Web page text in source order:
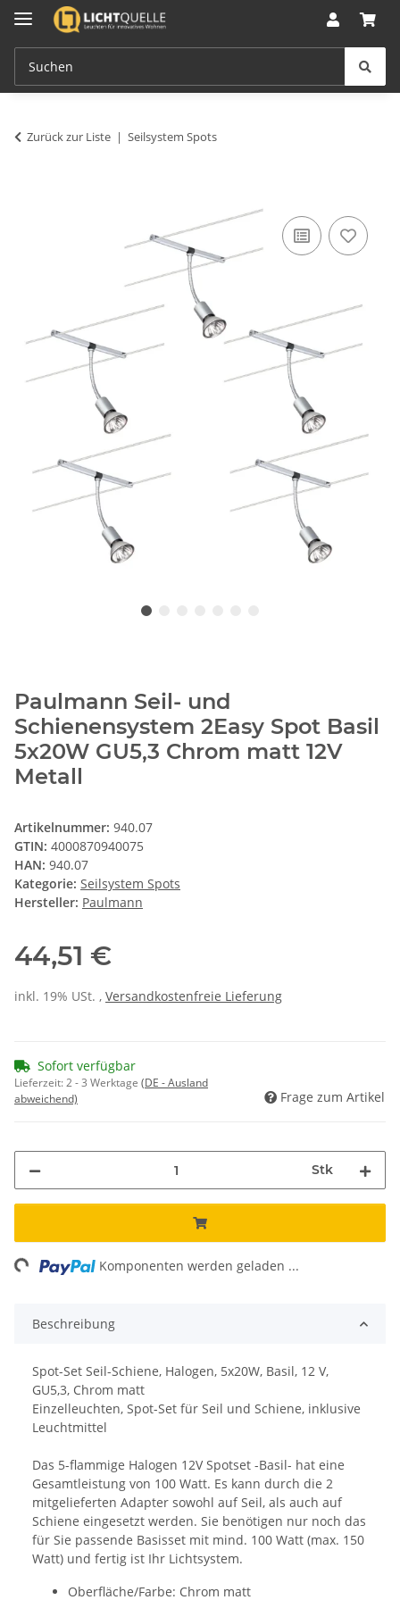
Zurück zur Liste Seilsystem Spots
Paulmann Seil- und
Schienensystem 2Easy Spot Basil
5x20W GU5,3 Chrom matt 12V
Metall
Artikelnummer: 940.07
GTIN: 4000870940075
HAN: 940.07
Kategorie: Seilsystem Spots
Hersteller: Paulmann
44,51 €
inkl. 19% USt. , Versandkostenfreie Lieferung
Sofort verfügbar
Lieferzeit:2 - 3 Werktage (DE - Ausland
abweichend)
Frage zum Artikel
Stk
Komponenten werden geladen ...
Beschreibung
Spot-Set Seil-Schiene, Halogen, 5x20W, Basil, 12 V,
GU5,3, Chrom matt
Einzelleuchten, Spot-Set für Seil und Schiene, inklusive
Leuchtmittel
Das 5-flammige Halogen 12V Spotset -Basil- hat eine
Gesamtleistung von 100 Watt. Es kann durch die 2
mitgelieferten Adapter sowohl auf Seil, als auch auf
Schiene eingesetzt werden. Sie benötigen nur noch das
für Sie passende Basisset mit mind. 100 Watt (max. 150
Watt) und fertig ist Ihr Lichtsystem.
Oberfläche/Farbe: Chrom matt